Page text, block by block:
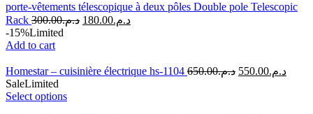
porte-vêtements télescopique à deux pôles Double pole Telescopic
Rack
د.م.300.00 د.م.180.00
-15%Limited
Add to cart
Homestar – cuisinière électrique hs-1104 د.م.650.00 د.م.550.00
SaleLimited
Select options